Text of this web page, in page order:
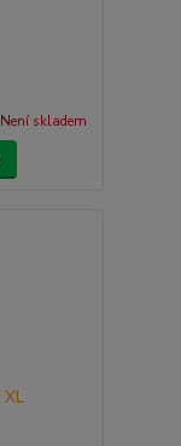
Není skladem